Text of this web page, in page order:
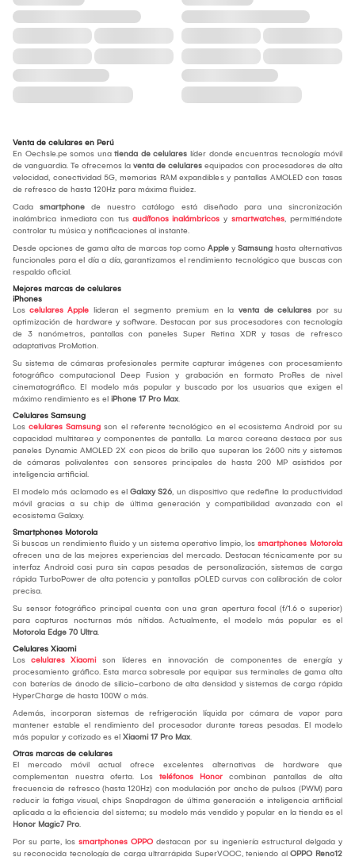
Venta de celulares en Perú
En Oechsle.pe somos una tienda de celulares líder donde encuentras tecnología móvil
de vanguardia. Te ofrecemos la venta de celulares equipados con procesadores de alta
velocidad, conectividad 5G, memorias RAM expandibles y pantallas AMOLED con tasas
de refresco de hasta 120Hz para máxima fluidez.
Cada smartphone de nuestro catálogo está diseñado para una sincronización
inalámbrica inmediata con tus audífonos inalámbricos y smartwatches, permitiéndote
controlar tu música y notificaciones al instante.
Desde opciones de gama alta de marcas top como Apple y Samsung hasta alternativas
funcionales para el día a día, garantizamos el rendimiento tecnológico que buscas con
respaldo oficial.
Mejores marcas de celulares
iPhones
Los celulares Apple lideran el segmento premium en la venta de celulares por su
optimización de hardware y software. Destacan por sus procesadores con tecnología
de 3 nanómetros, pantallas con paneles Super Retina XDR y tasas de refresco
adaptativas ProMotion.
Su sistema de cámaras profesionales permite capturar imágenes con procesamiento
fotográfico computacional Deep Fusion y grabación en formato ProRes de nivel
cinematográfico. El modelo más popular y buscado por los usuarios que exigen el
máximo rendimiento es el iPhone 17 Pro Max.
Celulares Samsung
Los celulares Samsung son el referente tecnológico en el ecosistema Android por su
capacidad multitarea y componentes de pantalla. La marca coreana destaca por sus
paneles Dynamic AMOLED 2X con picos de brillo que superan los 2600 nits y sistemas
de cámaras polivalentes con sensores principales de hasta 200 MP asistidos por
inteligencia artificial.
El modelo más aclamado es el Galaxy S26, un dispositivo que redefine la productividad
móvil gracias a su chip de última generación y compatibilidad avanzada con el
ecosistema Galaxy.
Smartphones Motorola
Si buscas un rendimiento fluido y un sistema operativo limpio, los smartphones Motorola
ofrecen una de las mejores experiencias del mercado. Destacan técnicamente por su
interfaz Android casi pura sin capas pesadas de personalización, sistemas de carga
rápida TurboPower de alta potencia y pantallas pOLED curvas con calibración de color
precisa.
Su sensor fotográfico principal cuenta con una gran apertura focal (f/1.6 o superior)
para capturas nocturnas más nítidas. Actualmente, el modelo más popular es el
Motorola Edge 70 Ultra.
Celulares Xiaomi
Los celulares Xiaomison líderes en innovación de componentes de energía y
procesamiento gráfico. Esta marca sobresale por equipar sus terminales de gama alta
con baterías de ánodo de silicio-carbono de alta densidad y sistemas de carga rápida
HyperCharge de hasta 100W o más.
Además, incorporan sistemas de refrigeración líquida por cámara de vapor para
mantener estable el rendimiento del procesador durante tareas pesadas. El modelo
más popular y cotizado es el Xiaomi 17 Pro Max.
Otras marcas de celulares
El mercado móvil actual ofrece excelentes alternativas de hardware que
complementan nuestra oferta. Los teléfonos Honor combinan pantallas de alta
frecuencia de refresco (hasta 120Hz) con modulación por ancho de pulsos (PWM) para
reducir la fatiga visual, chips Snapdragon de última generación e inteligencia artificial
aplicada a la eficiencia del sistema; su modelo más vendido y popular en la tienda es el
Honor Magic7 Pro.
Por su parte, los smartphones OPPOdestacan por su ingeniería estructural delgada y
su reconocida tecnología de carga ultrarrápida SuperVOOC, teniendo al OPPO Reno12